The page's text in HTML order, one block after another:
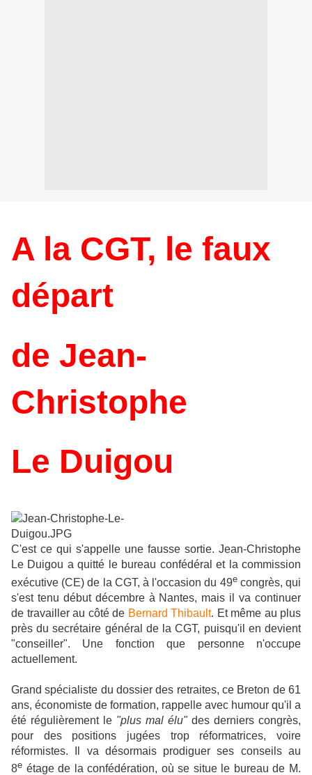
A la CGT, le faux
départ
de Jean-
Christophe
Le Duigou
C'est ce qui s'appelle une fausse sortie. Jean-Christophe
Le Duigou a quitté le bureau confédéral et la commission
exécutive (CE) de la CGT, à l'occasion du 49econgrès, qui
s'est tenu début décembre à Nantes, mais il va continuer
de travailler au côté de Bernard Thibault. Et même au plus
près du secrétaire général de la CGT, puisqu'il en devient
"conseiller". Une fonction que personne n'occupe
actuellement.
Grand spécialiste du dossier des retraites, ce Breton de 61
ans, économiste de formation, rappelle avec humour qu'il a
été régulièrement le "plus mal élu"des derniers congrès,
pour des positions jugées trop réformatrices, voire
réformistes. Il va désormais prodiguer ses conseils au
8e étage de la confédération, où se situe le bureau de M.